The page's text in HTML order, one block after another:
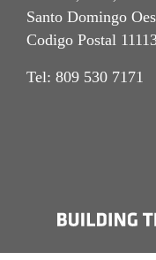
Santo Domingo
Codigo Postal
Tel: 809 530 7171